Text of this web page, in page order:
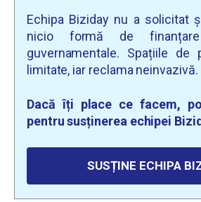
Echipa Biziday nu a solicitat
nicio formă de
guvernamentale. Spațiile de
limitate, iar reclama neinvazivă.
Dacă îți place ce facem,
pentru susținerea echipei
SUSȚINE ECHIPA